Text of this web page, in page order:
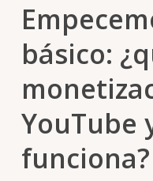
básico:
YouTube
funciona?